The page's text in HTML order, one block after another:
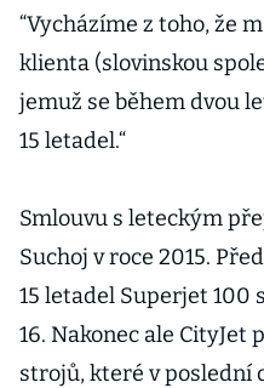
“Vycházíme z toho, že
klienta (slovinskou
jemuž se během dvou
15 letadel.“
Smlouvu s leteckým
Suchoj v roce 2015.
15 letadel Superjet 100
16. Nakonec ale CityJet
strojů, které v poslední